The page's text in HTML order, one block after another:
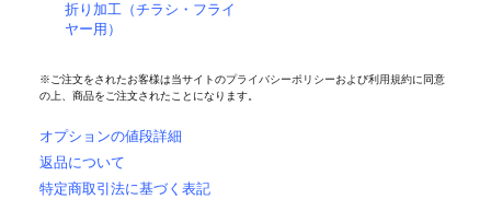
折り加工（チラシ・フライ
ヤー用）
※ご注文をされたお客様は当サイトのプライバシーポリシーおよび利用規約に同意
の上、商品をご注文されたことになります。
オプションの値段詳細
返品について
特定商取引法に基づく表記